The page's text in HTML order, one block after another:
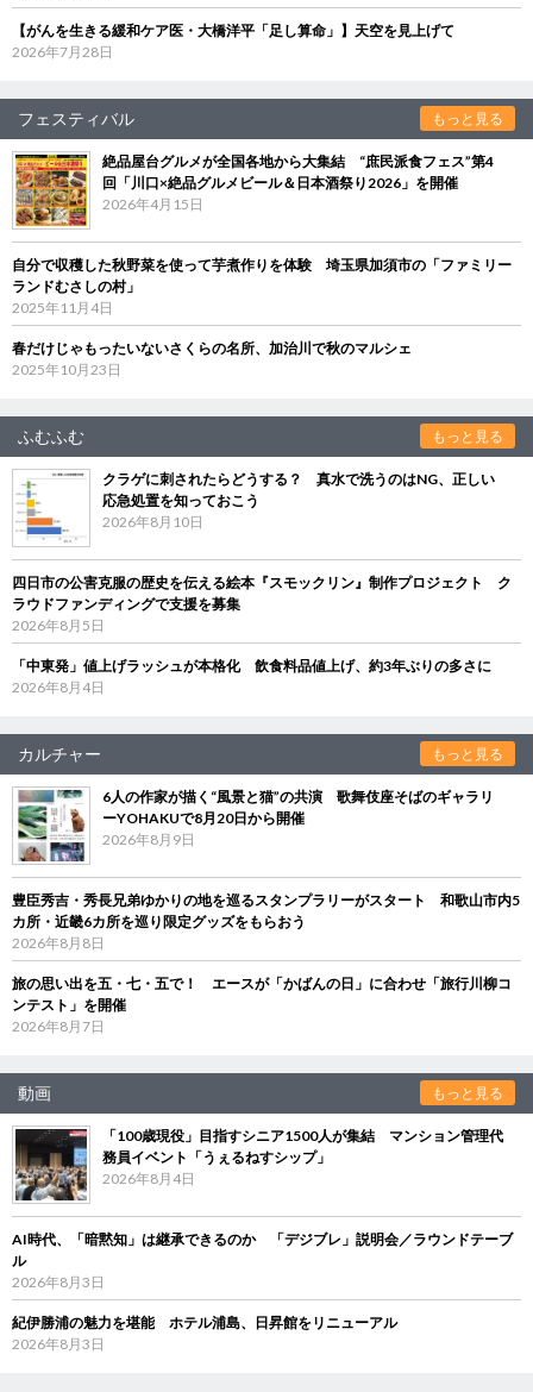
【がんを生きる緩和ケア医・大橋洋平「足し算命」】天空を見上げて
2026年7月28日
フェスティバル もっと見る
絶品屋台グルメが全国各地から大集結 “庶民派食フェス”第4
回「川口×絶品グルメビール＆日本酒祭り2026」を開催
2026年4月15日
自分で収穫した秋野菜を使って芋煮作りを体験 埼玉県加須市の「ファミリー
ランドむさしの村」
2025年11月4日
春だけじゃもったいないさくらの名所、加治川で秋のマルシェ
2025年10月23日
ふむふむ もっと見る
クラゲに刺されたらどうする？ 真水で洗うのはNG、正しい
応急処置を知っておこう
2026年8月10日
四日市の公害克服の歴史を伝える絵本『スモックリン』制作プロジェクト ク
ラウドファンディングで支援を募集
2026年8月5日
「中東発」値上げラッシュが本格化 飲食料品値上げ、約3年ぶりの多さに
2026年8月4日
カルチャー もっと見る
6人の作家が描く“風景と猫”の共演 歌舞伎座そばのギャラリ
ーYOHAKUで8月20日から開催
2026年8月9日
豊臣秀吉・秀長兄弟ゆかりの地を巡るスタンプラリーがスタート 和歌山市内5
カ所・近畿6カ所を巡り限定グッズをもらおう
2026年8月8日
旅の思い出を五・七・五で！ エースが「かばんの日」に合わせ「旅行川柳コ
ンテスト」を開催
2026年8月7日
動画 もっと見る
「100歳現役」目指すシニア1500人が集結 マンション管理代
務員イベント「うぇるねすシップ」
2026年8月4日
AI時代、「暗黙知」は継承できるのか 「デジブレ」説明会／ラウンドテーブ
ル
2026年8月3日
紀伊勝浦の魅力を堪能 ホテル浦島、日昇館をリニューアル
2026年8月3日